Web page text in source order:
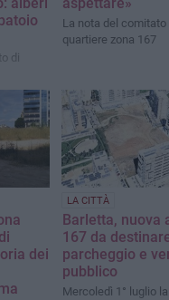
di
La nota del comitato
quartiere zona 167
dei
LA CITTÀ
Barletta, nuova
167 da
parcheggio e
pubblico
Mercoledì 1° luglio la